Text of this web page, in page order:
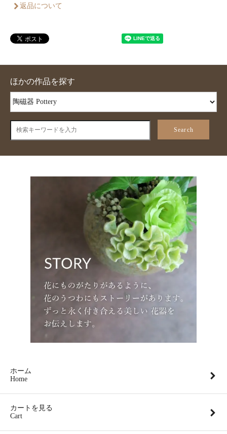
返品について
ほかの作品を探す
Search
ホーム
Home
カートを見る
Cart